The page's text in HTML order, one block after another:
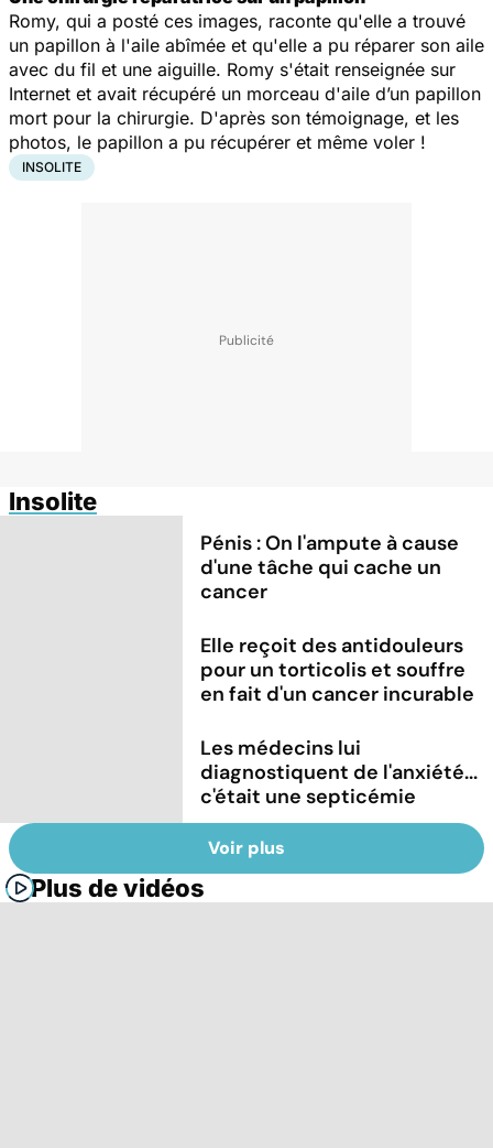
Romy, qui a posté ces images, raconte qu'elle a trouvé
un papillon à l'aile abîmée et qu'elle a pu réparer son aile
avec du fil et une aiguille. Romy s'était renseignée sur
Internet et avait récupéré un morceau d'aile d’un papillon
mort pour la chirurgie. D'après son témoignage, et les
photos, le papillon a pu récupérer et même voler !
INSOLITE
Insolite
Pénis : On l'ampute à cause
d'une tâche qui cache un
cancer
Elle reçoit des antidouleurs
pour un torticolis et souffre
en fait d'un cancer incurable
Les médecins lui
diagnostiquent de l'anxiété...
c'était une septicémie
Voir plus
Plus de vidéos